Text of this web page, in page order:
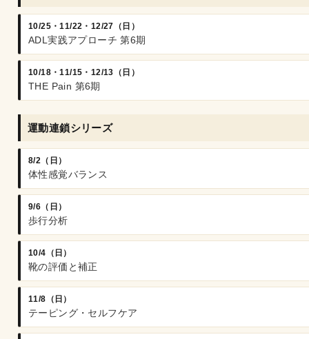
10/25・11/22・12/27（日）
ADL実践アプローチ 第6期
10/18・11/15・12/13（日）
THE Pain 第6期
運動連鎖シリーズ
8/2（日）
体性感覚バランス
9/6（日）
歩行分析
10/4（日）
靴の評価と補正
11/8（日）
テーピング・セルフケア